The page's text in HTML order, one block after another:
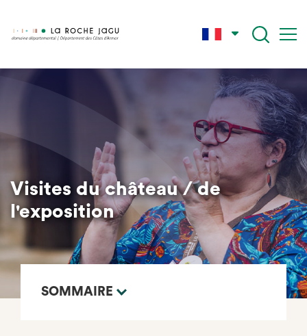
Visites du château / de
l'exposition
SOMMAIRE